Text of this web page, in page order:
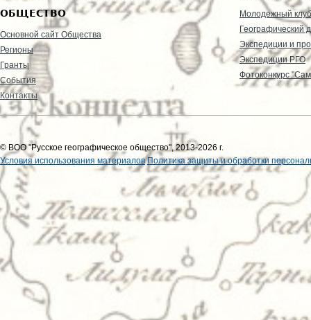
ОБЩЕСТВО
Основной сайт Общества
Регионы
Гранты
События
Контакты
Молодежный клуб
Географический
Экспедиции и
Экспедиции РГО
Фотоконкурс
© ВОО "Русское географическое общество", 2013-2026 г.
Условия использования материалов Политика защиты и обработки